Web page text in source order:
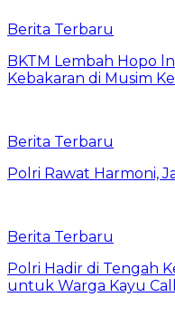
Berita Terbaru
BKTM Lembah Hopo
Kebakaran di Musim
Berita Terbaru
Polri Rawat Harmoni,
Berita Terbaru
Polri Hadir di Tengah
untuk Warga Kayu